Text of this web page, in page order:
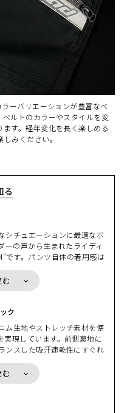
ーバリエーションが豊富なベ
ルトのカラーやスタイルを変
す。経年変化を長く楽しめる
みください。
る
シチュエーションに最適なボ
ーの声から生まれたライディ
です。パンツ自体の着用感は
れるのはその工夫から生まれ
りのフィット感”と“股の開
えられないほどの長いレン
みてはじめて納得できる穿き
む
ク
ム生地やストレッチ素材を使
実現しています。前側裏地に
ンスした吸汗速乾性にすぐれ
ら梅雨時期、初夏から灼熱の
でも快適に穿き続けられるの
む